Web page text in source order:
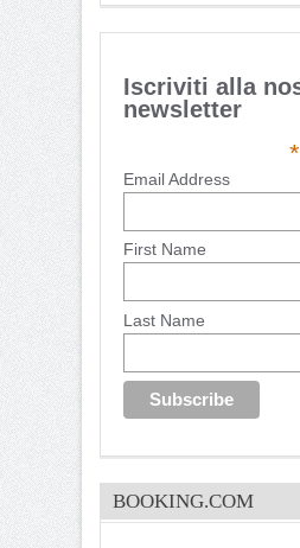
Iscriviti alla
newsletter
*
Email Address
First Name
Last Name
BOOKING.COM